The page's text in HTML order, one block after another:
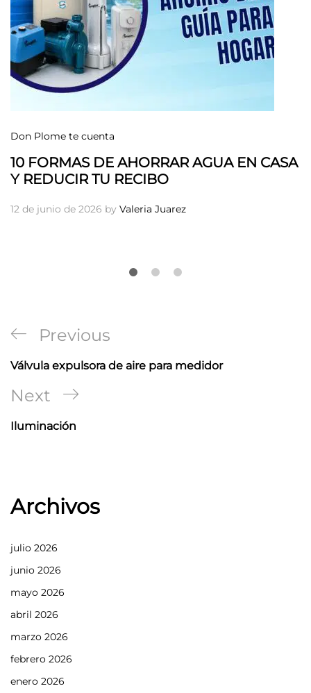
Don Plome te cuenta
10 FORMAS DE AHORRAR AGUA EN CASA
Y REDUCIR TU RECIBO
12 de junio de 2026 by Valeria Juarez
Navegación
de
entradas
Previous
Post
Previous
Válvula expulsora de aire para medidor
Next
Post
Next
Iluminación
Archivos
julio 2026
junio 2026
mayo 2026
abril 2026
marzo 2026
febrero 2026
enero 2026